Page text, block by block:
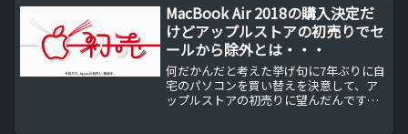
MacBook Air 2018の購入決定だ
けどアップルストアの初売りでセ
ールから除外とは・・・
何だかんだと考えた挙げ句に7年ぶりに自
宅のパソコンを買い替えを決意して、ア
ップルストアの初売りに望んだんです